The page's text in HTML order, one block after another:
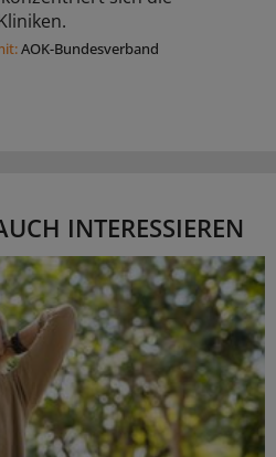
AOK-Bundesverband
INTERESSIEREN